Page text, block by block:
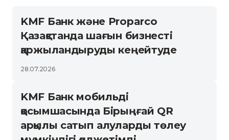
KMF Банк және Proparco
Қазақстанда шағын бизнесті
қаржыландыруды кеңейтуде
28.07.2026
KMF Банк мобильді
қосымшасында Бірыңғай QR
арқылы сатып алуларды төлеу